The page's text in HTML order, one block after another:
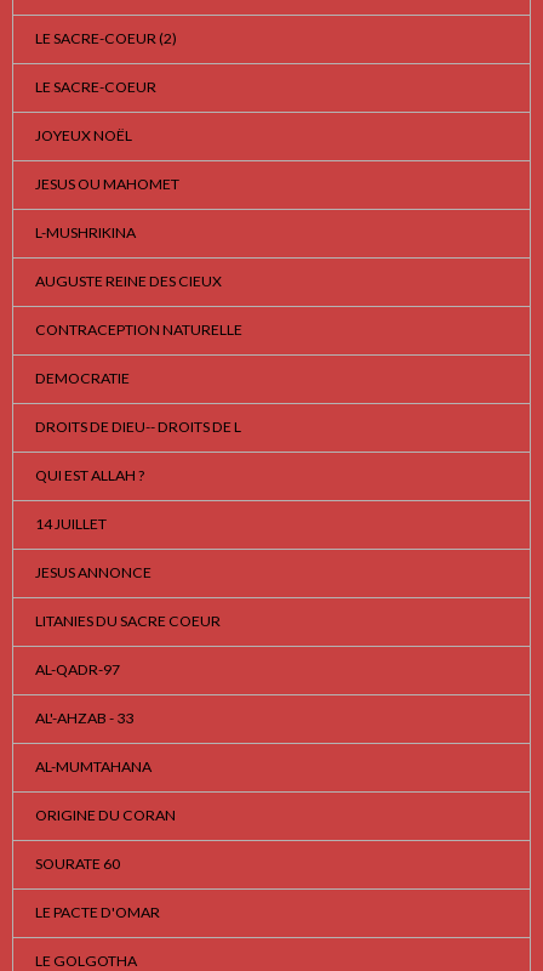
LE SACRE-COEUR (2)
LE SACRE-COEUR
JOYEUX NOËL
JESUS OU MAHOMET
L-MUSHRIKINA
AUGUSTE REINE DES CIEUX
CONTRACEPTION NATURELLE
DEMOCRATIE
DROITS DE DIEU-- DROITS DE L
QUI EST ALLAH ?
14 JUILLET
JESUS ANNONCE
LITANIES DU SACRE COEUR
AL-QADR-97
AL'-AHZAB - 33
AL-MUMTAHANA
ORIGINE DU CORAN
SOURATE 60
LE PACTE D'OMAR
LE GOLGOTHA